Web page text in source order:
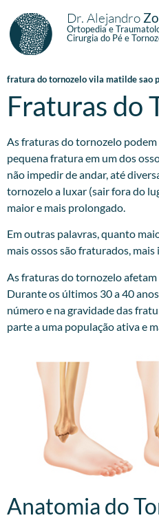
Dr. Alejandro
Ortopedia e
Cirurgia do Pé e
fratura do tornozelo vila matilde sao
Fraturas do
As fraturas do tornozelo
pequena fratura em um dos
não impedir de andar, até
tornozelo a luxar (sair fora do
maior e mais prolongado.
Em outras palavras, quanto
mais ossos são fraturados,
As fraturas do tornozelo afetam
Durante os últimos 30 a 40
número e na gravidade das
parte a uma população ativa e
Anatomia do